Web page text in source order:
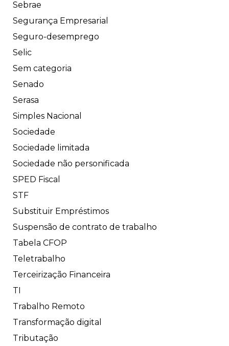
Sebrae
Segurança Empresarial
Seguro-desemprego
Selic
Sem categoria
Senado
Serasa
Simples Nacional
Sociedade
Sociedade limitada
Sociedade não personificada
SPED Fiscal
STF
Substituir Empréstimos
Suspensão de contrato de trabalho
Tabela CFOP
Teletrabalho
Terceirização Financeira
TI
Trabalho Remoto
Transformação digital
Tributação